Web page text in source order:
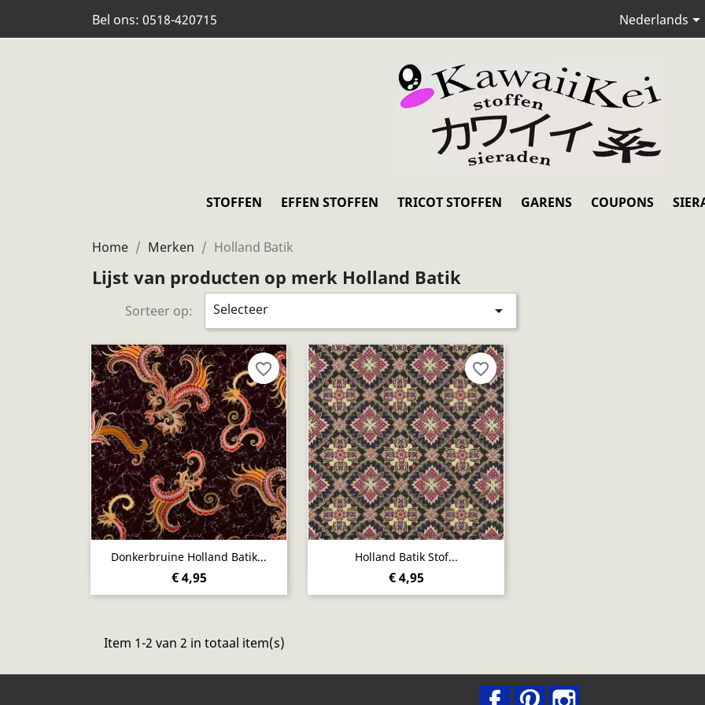
Bel ons: 0518-420715 Nederlands
STOFFEN EFFEN STOFFEN TRICOT STOFFEN GARENS COUPONS
Home Merken Holland Batik
Lijst van producten op merk Holland Batik
Sorteer op: Selecteer 
Donkerbruine Holland Batik...
€ 4,95
Snel bekijken
favorite_border
Holland Batik Stof...
€ 4,95
Snel bekijken
favorite_border
Item 1-2 van 2 in totaal item(s)
FacebookPinterest